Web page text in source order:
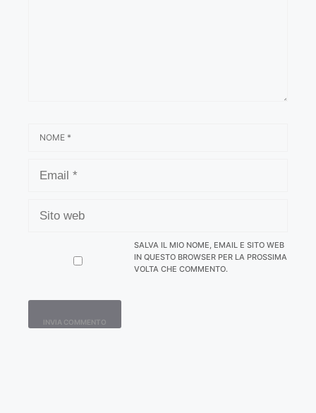
WEB
SALVA IL MIO NOME, EMAIL E SITO WEB
IN QUESTO BROWSER PER LA PROSSIMA
VOLTA CHE COMMENTO.